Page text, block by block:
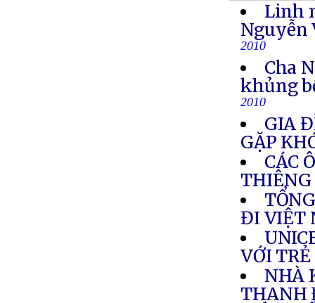
Linh
Nguyễn
2010
Cha
khủng
2010
GIA
GẶP
CÁC
ĐI VIỆT
VỚI
NHÀ
THANH